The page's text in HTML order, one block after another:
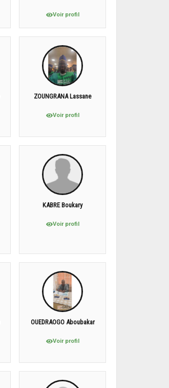
Voir profil
ZOUNGRANA Lassane
Voir profil
KABRE Boukary
Voir profil
OUEDRAOGO Aboubakar
Voir profil